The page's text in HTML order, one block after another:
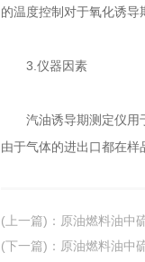
的温度控制对于氧化诱导
3.仪器因素
汽油诱导期测定仪用于
由于气体的进出口都在
(上一篇) ： 原油燃料油中
(下一篇) ： 原油燃料油中